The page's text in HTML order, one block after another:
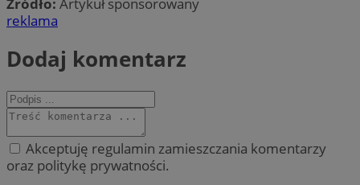
reklama
Dodaj komentarz
Akceptuję regulamin zamieszczania komentarzy
oraz politykę prywatności.